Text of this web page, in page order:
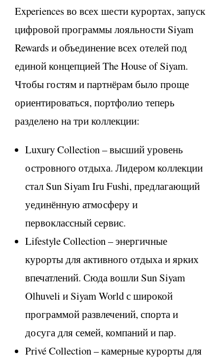
Experiences во всех шести курортах, запуск
цифровой программы лояльности Siyam
Rewards и объединение всех отелей под
единой концепцией The House of Siyam.
Чтобы гостям и партнёрам было проще
ориентироваться, портфолио теперь
разделено на три коллекции:
Luxury Collection – высший уровень
островного отдыха. Лидером коллекции
стал Sun Siyam Iru Fushi, предлагающий
уединённую атмосферу и
первоклассный сервис.
Lifestyle Collection – энергичные
курорты для активного отдыха и ярких
впечатлений. Сюда вошли Sun Siyam
Olhuveli и Siyam World с широкой
программой развлечений, спорта и
досуга для семей, компаний и пар.
Privé Collection – камерные курорты для